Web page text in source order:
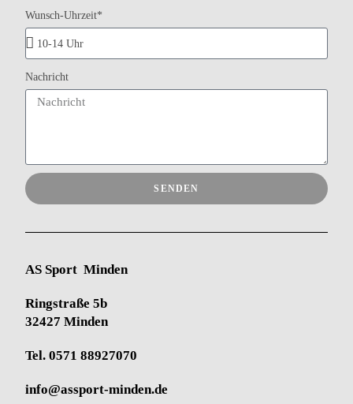
Wunsch-Uhrzeit*
Nachricht
SENDEN
AS Sport Minden
Ringstraße 5b
32427 Minden
Tel.0571 88927070
info@assport-minden.de